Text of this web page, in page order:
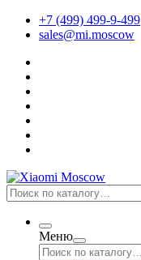
+7 (499) 499-9-499
sales@mi.moscow
Меню